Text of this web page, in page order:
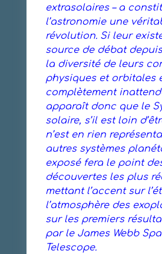
extrasolaires – a
l’astronomie une
révolution. Si leur
source de débat
la diversité de leurs
physiques et orbitales
complètement
apparaît donc que le
solaire, s’il est loin
n’est en rien
autres systèmes
exposé fera le point
découvertes les plus
mettant l’accent sur
l’atmosphère des
sur les premiers
par le James Webb
Telescope.